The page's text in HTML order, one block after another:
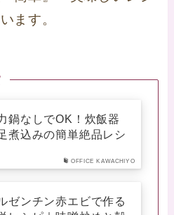
ます。
OFFICE KAWACHIYO
鍋なしでOK！炊飯器
煮込みの簡単絶品レシ
ゼンチン赤エビで作る